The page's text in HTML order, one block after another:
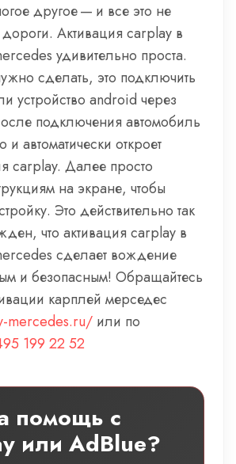
другое — и все это не
дороги. Активация carplay в
удивительно проста.
сделать, это подключить
устройство android через
подключения автомобиль
и автоматически откроет
carplay. Далее просто
на экране, чтобы
Это действительно так
что активация carplay в
сделает вождение
и безопасным! Обращайтесь
карплей мерседес
mercedes.ru/ или по
199 22 52
помощь с
или AdBlue?